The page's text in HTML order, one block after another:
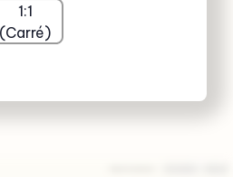
1:1
(Carré)